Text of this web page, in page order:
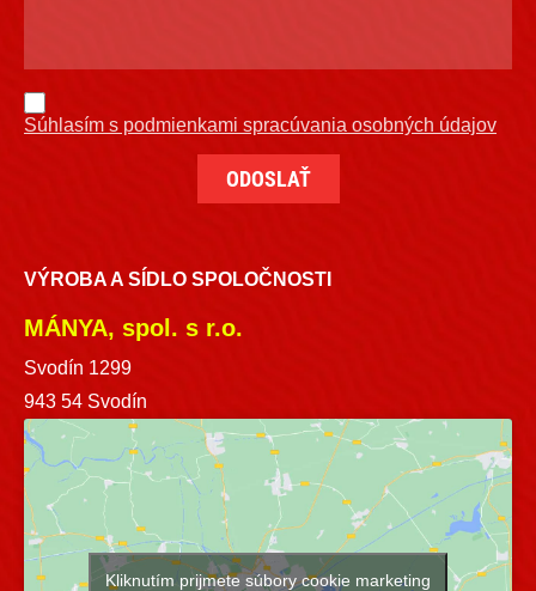
Súhlasím s podmienkami spracúvania osobných údajov
VÝROBA A SÍDLO SPOLOČNOSTI
MÁNYA, spol. s r.o.
Svodín 1299
943 54 Svodín
Kliknutím prijmete súbory cookie marketing